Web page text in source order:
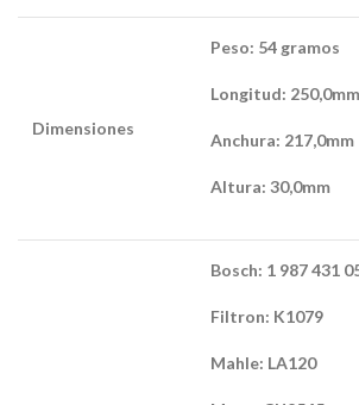
Dimensiones
Peso: 54 gramos
Longitud: 250,0mm
Anchura: 217,0mm
Altura: 30,0mm
Bosch: 1 987 431
Filtron: K1079
Mahle: LA120